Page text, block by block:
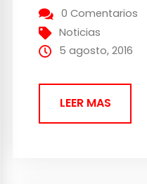
principal
espacial y creador
acudirá a la cita de
0 Comentarios
Noticias
5 agosto, 2016
LEER MAS